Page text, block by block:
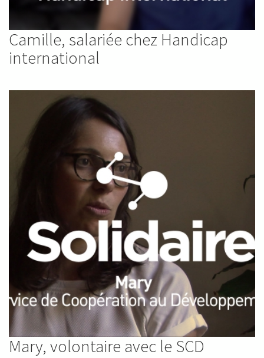
Camille, salariée chez Handicap
international
Mary, volontaire avec le SCD